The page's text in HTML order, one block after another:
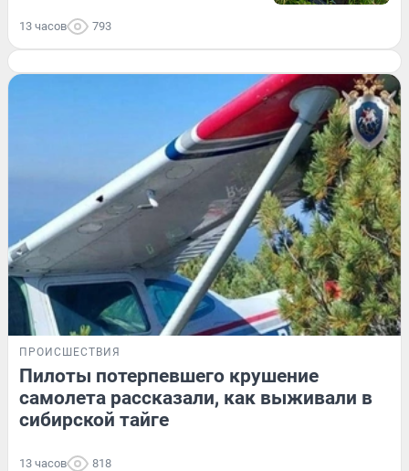
13 часов 793
ПРОИСШЕСТВИЯ
Пилоты потерпевшего крушение
самолета рассказали, как выживали в
сибирской тайге
13 часов 818